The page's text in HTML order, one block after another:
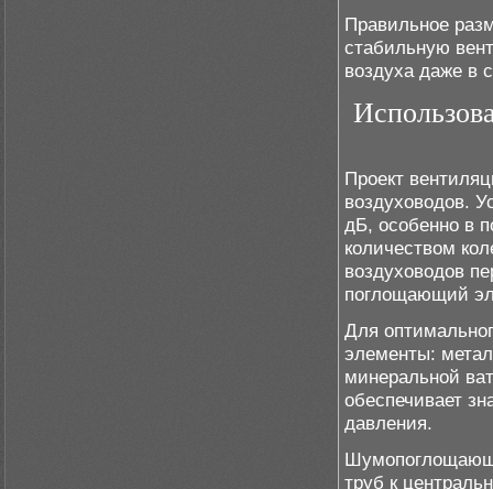
Правильное
стабильную
воздуха даже в
Проект
воздуховодов.
дБ, особенно в
количеством
воздуховодов
поглощающий
Для
элементы:
минеральной
обеспечивает
давления.
труб к